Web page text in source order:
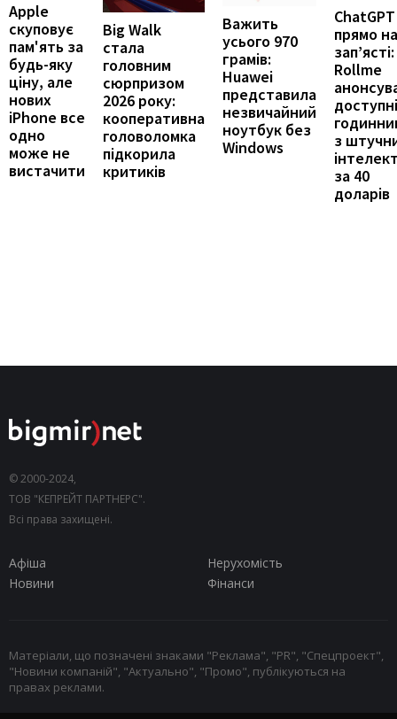
Apple
скуповує
пам'ять за
будь-яку
ціну, але
нових
iPhone все
одно
може не
вистачити
Big Walk
стала
головним
сюрпризом
2026 року:
кооперативна
головоломка
підкорила
критиків
Важить
усього 970
грамів:
Huawei
представила
незвичайний
ноутбук без
Windows
ChatGPT
прямо на
зап’ясті:
Rollme
доступні
з
за 40
доларів
© 2000-2024,
ТОВ "КЕПРЕЙТ ПАРТНЕРС".
Всі права захищені.
Афіша
Нерухомість
Новини
Фінанси
Матеріали, що позначені знаками "Реклама", "PR", "Спецпроект",
"Новини компаній", "Актуально", "Промо", публікуються на
правах реклами.